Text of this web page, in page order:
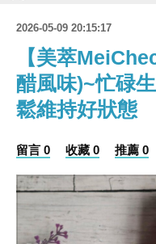
2026-05-09 20:15:17
【美萃
醋風味)~忙碌
鬆維持好狀態
留言 0 收藏 0 推薦 0